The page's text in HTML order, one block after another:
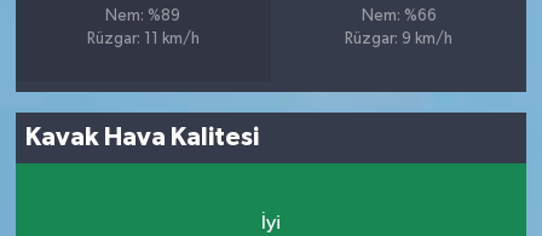
Nem: %89
Rüzgar: 11 km/h
Nem: %66
Rüzgar: 9 km/h
Kavak Hava Kalitesi
İyi